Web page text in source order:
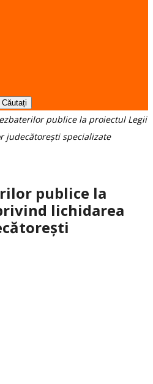
publice la proiectul Legii
judecătorești specializate
publice la
lichidarea